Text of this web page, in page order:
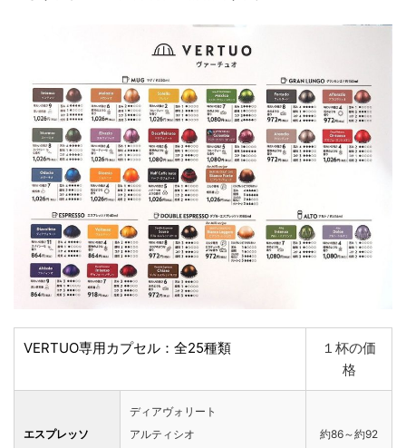
VERTUO専用カプセル：全25種類
１杯の価
格
エスプレッソ
ディアヴォリート
アルティシオ
約86～約92